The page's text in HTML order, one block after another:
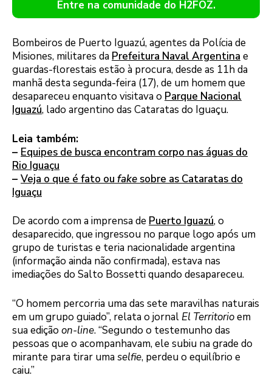
Entre na comunidade do H2FOZ.
Bombeiros de Puerto Iguazú, agentes da Polícia de
Misiones, militares da Prefeitura Naval Argentina e
guardas-florestais estão à procura, desde as 11h da
manhã desta segunda-feira (17), de um homem que
desapareceu enquanto visitava o Parque Nacional
Iguazú, lado argentino das Cataratas do Iguaçu.
Leia também:
– Equipes de busca encontram corpo nas águas do
Rio Iguaçu
– Veja o que é fato ou fake sobre as Cataratas do
Iguaçu
De acordo com a imprensa de Puerto Iguazú, o
desaparecido, que ingressou no parque logo após um
grupo de turistas e teria nacionalidade argentina
(informação ainda não confirmada), estava nas
imediações do Salto Bossetti quando desapareceu.
“O homem percorria uma das sete maravilhas naturais
em um grupo guiado”, relata o jornalEl Territorioem
sua edição on-line. “Segundo o testemunho das
pessoas que o acompanhavam, ele subiu na grade do
mirante para tirar umaselfie, perdeu o equilíbrio e
caiu.”